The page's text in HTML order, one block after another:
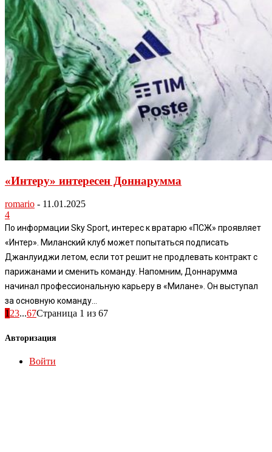
«Интеру» интересен Доннарумма
romario - 11.01.2025
4
По информации Sky Sport, интерес к вратарю «ПСЖ» проявляет
«Интер». Миланский клуб может попытаться подписать
Джанлуиджи летом, если тот решит не продлевать контракт с
парижанами и сменить команду. Напомним, Доннарумма
начинал профессиональную карьеру в «Милане». Он выступал
за основную команду...
123...67Страница 1 из 67
Авторизация
Войти